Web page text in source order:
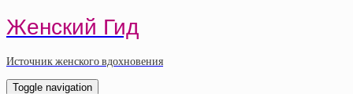
Женский Гид
Источник женского вдохновения
Toggle navigation